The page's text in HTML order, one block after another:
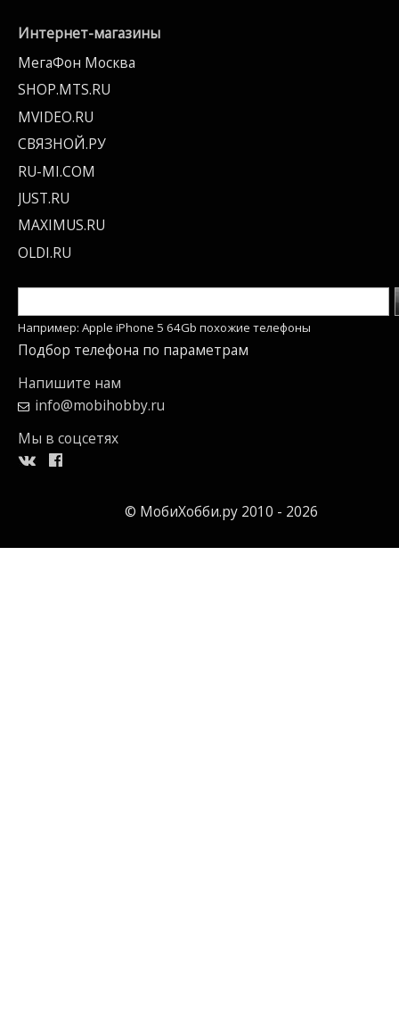
Интернет-магазины
МегаФон Москва
SHOP.MTS.RU
MVIDEO.RU
СВЯЗНОЙ.РУ
RU-MI.COM
JUST.RU
MAXIMUS.RU
OLDI.RU
Например: Apple iPhone 5 64Gb похожие телефоны
Подбор телефона по параметрам
Напишите нам
info@mobihobby.ru
Мы в соцсетях
© МобиХобби.ру 2010 - 2026